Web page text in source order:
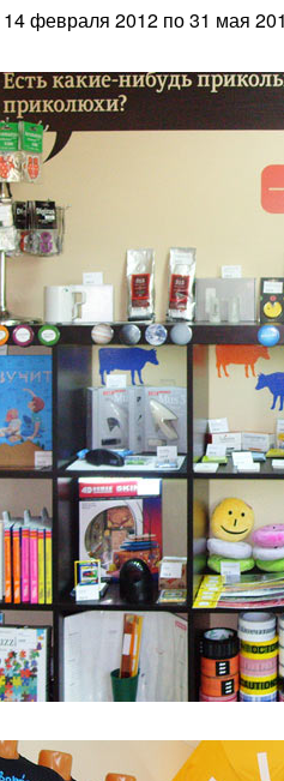
февраля 2012 по 31 мая